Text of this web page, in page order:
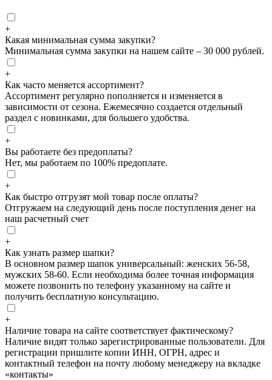
+
Какая минимальная сумма закупки?
Минимальная сумма закупки на нашем сайте – 30 000 рублей.
+
Как часто меняется ассортимент?
Ассортимент регулярно пополняется и изменяется в
зависимости от сезона. Ежемесячно создается отдельный
раздел с новинками, для большего удобства.
+
Вы работаете без предоплаты?
Нет, мы работаем по 100% предоплате.
+
Как быстро отгрузят мой товар после оплаты?
Отгружаем на следующий день после поступления денег на
наш расчетный счет
+
Как узнать размер шапки?
В основном размер шапок универсальный: женских 56-58,
мужских 58-60. Если необходима более точная информация
можете позвонить по телефону указанному на сайте и
получить бесплатную консультацию.
+
Наличие товара на сайте соответствует фактическому?
Наличие видят только зарегистрированные пользователи. Для
регистрации пришлите копии ИНН, ОГРН, адрес и
контактный телефон на почту любому менеджеру на вкладке
«контакты»